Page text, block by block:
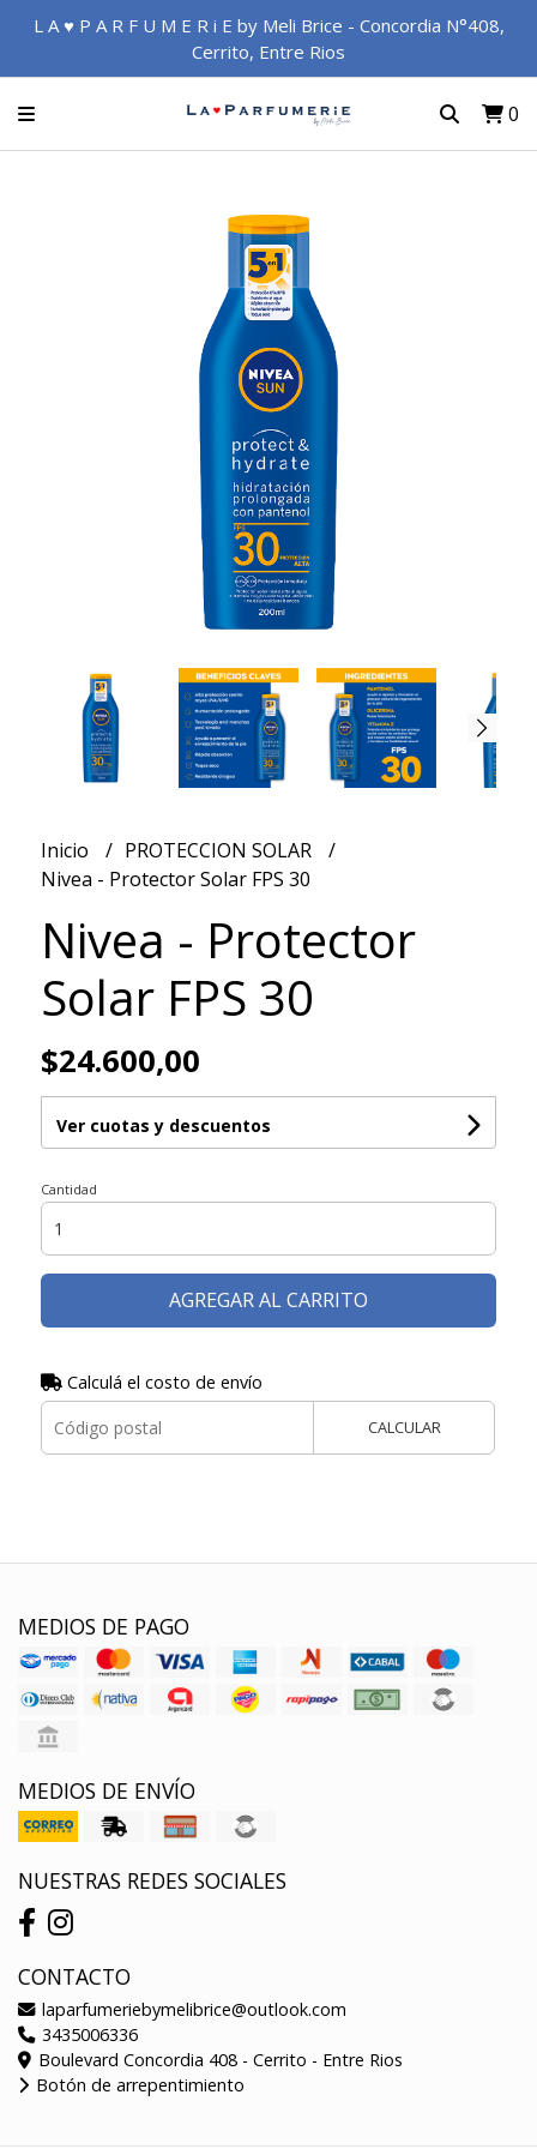
L A ♥ P A R F U M E R i E by Meli Brice - Concordia N°408,
Cerrito, Entre Rios
0
Inicio
PROTECCION SOLAR
Nivea - Protector Solar FPS 30
Nivea - Protector
Solar FPS 30
$24.600,00
Ver cuotas y descuentos
Cantidad
AGREGAR AL CARRITO
Calculá el costo de envío
CALCULAR
MEDIOS DE PAGO
MEDIOS DE ENVÍO
NUESTRAS REDES SOCIALES
CONTACTO
laparfumeriebymelibrice@outlook.com
3435006336
Boulevard Concordia 408 - Cerrito - Entre Rios
Botón de arrepentimiento